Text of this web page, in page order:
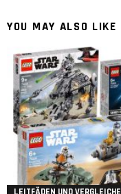
YOU MAY ALSO LIKE